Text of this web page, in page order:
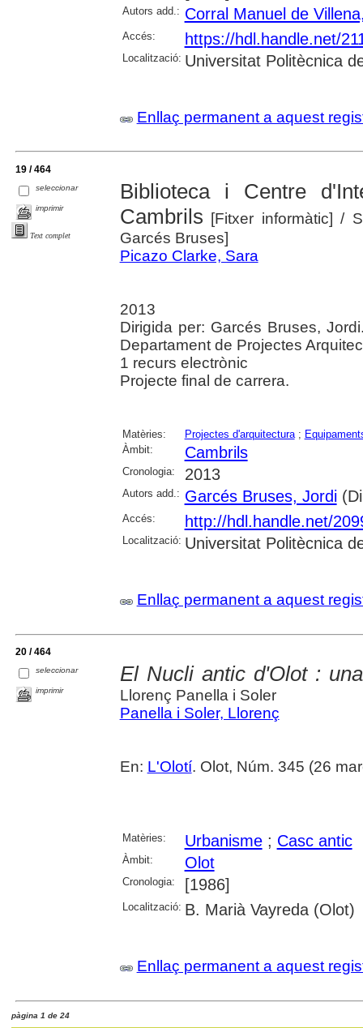
Autors add.: Corral Manuel de
Accés: https://hdl.handle.net/
Localització: Universitat Politècnica
Enllaç permanent a aquest
19 / 464
seleccionar
imprimir
Text complet
Biblioteca i Centre
Cambrils [Fitxer informàtic]/
Garcés Bruses]
Picazo Clarke, Sara
2013
Dirigida per: Garcés Bruses,
Departament de Projectes
1 recurs electrònic
Projecte final de carrera.
Matèries: Projectes d'arquitectura;
Àmbit:
Cambrils
Cronologia: 2013
Autors add.: Garcés Bruses, Jordi
Accés: http://hdl.handle.net/
Localització: Universitat Politècnica
Enllaç permanent a aquest
20 / 464
seleccionar
imprimir
El Nucli antic d'Olot :
Llorenç Panella i Soler
Panella i Soler, Llorenç
En: L'Olotí. Olot, Núm. 345 (26
Matèries: Urbanisme; Casc antic
Àmbit: Olot
Cronologia: [1986]
Localització: B. Marià Vayreda (Olot)
Enllaç permanent a aquest
pàgina 1 de 24